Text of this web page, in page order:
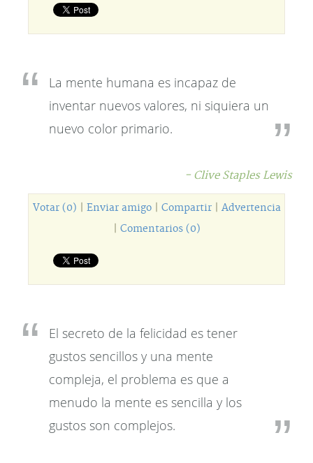
La mente humana es incapaz de
inventar nuevos valores, ni siquiera un
nuevo color primario.
- Clive Staples Lewis
Votar (0) Enviar amigo| Compartir| Advertencia
Comentarios (0)
El secreto de la felicidad es tener
gustos sencillos y una mente
compleja, el problema es que a
menudo la mente es sencilla y los
gustos son complejos.